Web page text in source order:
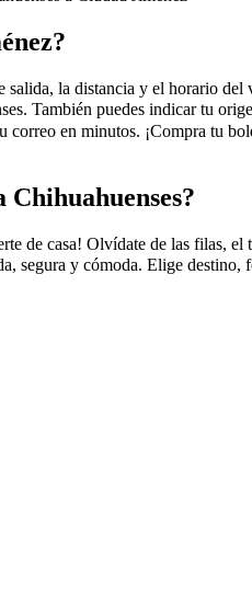
la distancia y el horario
También puedes indicar tu
en minutos. ¡Compra tu
de casa! Olvídate de las filas,
segura y cómoda. Elige destino,